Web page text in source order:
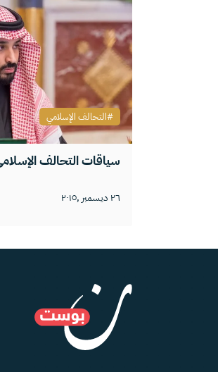
سياقات التحالف
٢٦ ديسمبر ,٢٠١٥
التحالف الإسلامي